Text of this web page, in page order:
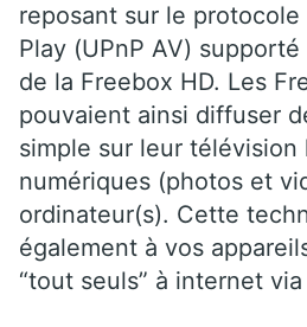
reposant sur le protocole
Play (UPnP AV)
de la Freebox HD. Les
pouvaient ainsi diffuser
simple sur leur télévision
numériques (photos et
ordinateur(s). Cette
également à vos
“tout seuls” à internet